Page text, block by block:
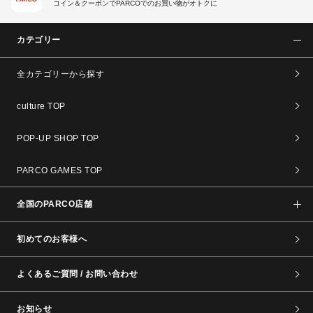
コイン＆クーポンでPARCOでのお買い物がオトクに
カテゴリー
全カテゴリーから探す
culture TOP
POP-UP SHOP TOP
PARCO GAMES TOP
全国のPARCO店舗
初めてのお客様へ
よくあるご質問 / お問い合わせ
お知らせ